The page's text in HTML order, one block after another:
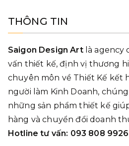
THÔNG TIN
Saigon Design Artlà agency
vấn thiết kế, định vị thương
chuyên môn về Thiết Kế kết
người làm Kinh Doanh,
những sản phẩm thiết kế
hàng và chuyển đổi doanh
Hotline tư vấn: 093 808 9926